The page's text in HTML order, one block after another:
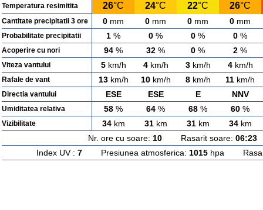
Temperatura resimitita 26°C 24°C 22°C 26°C
Cantitate precipitatii 3 ore 0 mm 0 mm 0 mm 0 mm
Probabilitate precipitatii 1 % 0 % 0 % 0 %
Acoperire cu nori 94 % 32 % 0 % 2 %
Viteza vantului 5km/h 4km/h 3km/h 4km/h
Rafale de vant 13km/h 10km/h 8km/h 11 km/h
Directia vantului ESE ESE E NNV
Umiditatea relativa 58 % 64 % 68 % 60 %
Vizibilitate 34km 31km 31km 34km
Nr. ore cu soare: 10Rasarit soare: 06:23
Index UV : 7Presiunea atmosferica: 1015hpa